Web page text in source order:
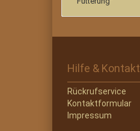
Hilfe & Kontakt
Rückrufservice
Kontaktformular
Impressum